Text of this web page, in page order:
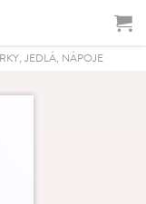
JEDLÁ, NÁPOJE